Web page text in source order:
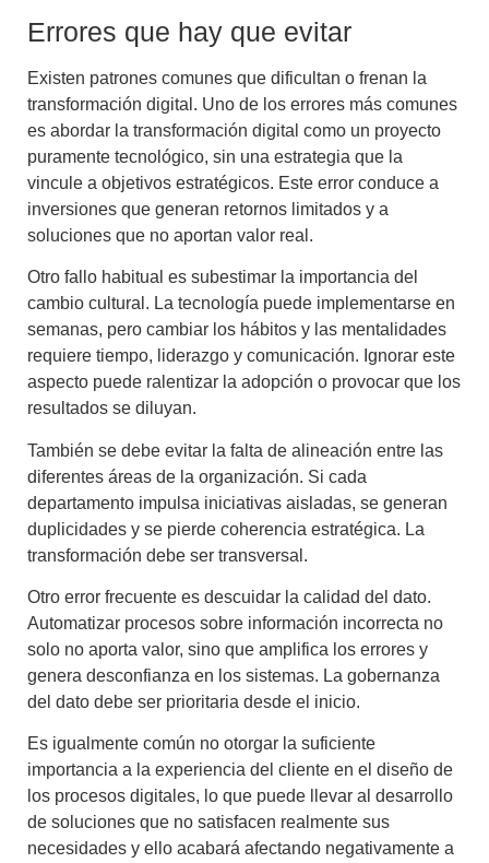
Errores que hay que evitar
Existen patrones comunes que dificultan o frenan la
transformación digital. Uno de los errores más comunes
es abordar la transformación digital como un proyecto
puramente tecnológico, sin una estrategia que la
vincule a objetivos estratégicos. Este error conduce a
inversiones que generan retornos limitados y a
soluciones que no aportan valor real.
Otro fallo habitual es subestimar la importancia del
cambio cultural. La tecnología puede implementarse en
semanas, pero cambiar los hábitos y las mentalidades
requiere tiempo, liderazgo y comunicación. Ignorar este
aspecto puede ralentizar la adopción o provocar que los
resultados se diluyan.
También se debe evitar la falta de alineación entre las
diferentes áreas de la organización. Si cada
departamento impulsa iniciativas aisladas, se generan
duplicidades y se pierde coherencia estratégica. La
transformación debe ser transversal.
Otro error frecuente es descuidar la calidad del dato.
Automatizar procesos sobre información incorrecta no
solo no aporta valor, sino que amplifica los errores y
genera desconfianza en los sistemas. La gobernanza
del dato debe ser prioritaria desde el inicio.
Es igualmente común no otorgar la suficiente
importancia a la experiencia del cliente en el diseño de
los procesos digitales, lo que puede llevar al desarrollo
de soluciones que no satisfacen realmente sus
necesidades y ello acabará afectando negativamente a